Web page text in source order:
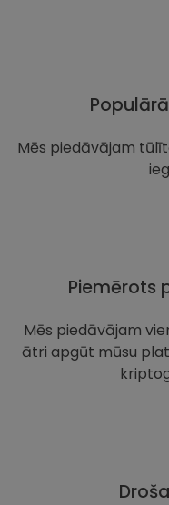
Mēs piedāvājam
Piemērots
Mēs piedāvājam
ātri apgūt mūsu